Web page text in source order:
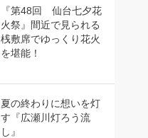
『第48回 仙台七夕花
火祭』間近で見られる
桟敷席でゆっくり花火
を堪能！
夏の終わりに想いを灯
す『広瀬川灯ろう流
し』